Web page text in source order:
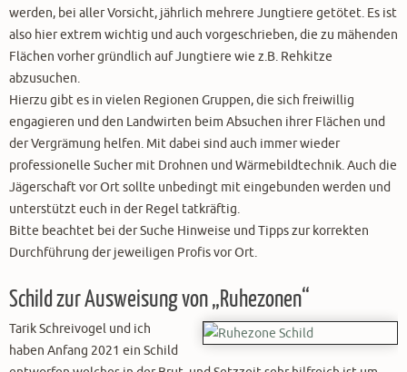
werden, bei aller Vorsicht, jährlich mehrere Jungtiere getötet. Es ist
also hier extrem wichtig und auch vorgeschrieben, die zu mähenden
Flächen vorher gründlich auf Jungtiere wie z.B. Rehkitze
abzusuchen.
Hierzu gibt es in vielen Regionen Gruppen, die sich freiwillig
engagieren und den Landwirten beim Absuchen ihrer Flächen und
der Vergrämung helfen. Mit dabei sind auch immer wieder
professionelle Sucher mit Drohnen und Wärmebildtechnik. Auch die
Jägerschaft vor Ort sollte unbedingt mit eingebunden werden und
unterstützt euch in der Regel tatkräftig.
Bitte beachtet bei der Suche Hinweise und Tipps zur korrekten
Durchführung der jeweiligen Profis vor Ort.
Schild zur Ausweisung von „Ruhezonen“
Tarik Schreivogel und ich
haben Anfang 2021 ein Schild